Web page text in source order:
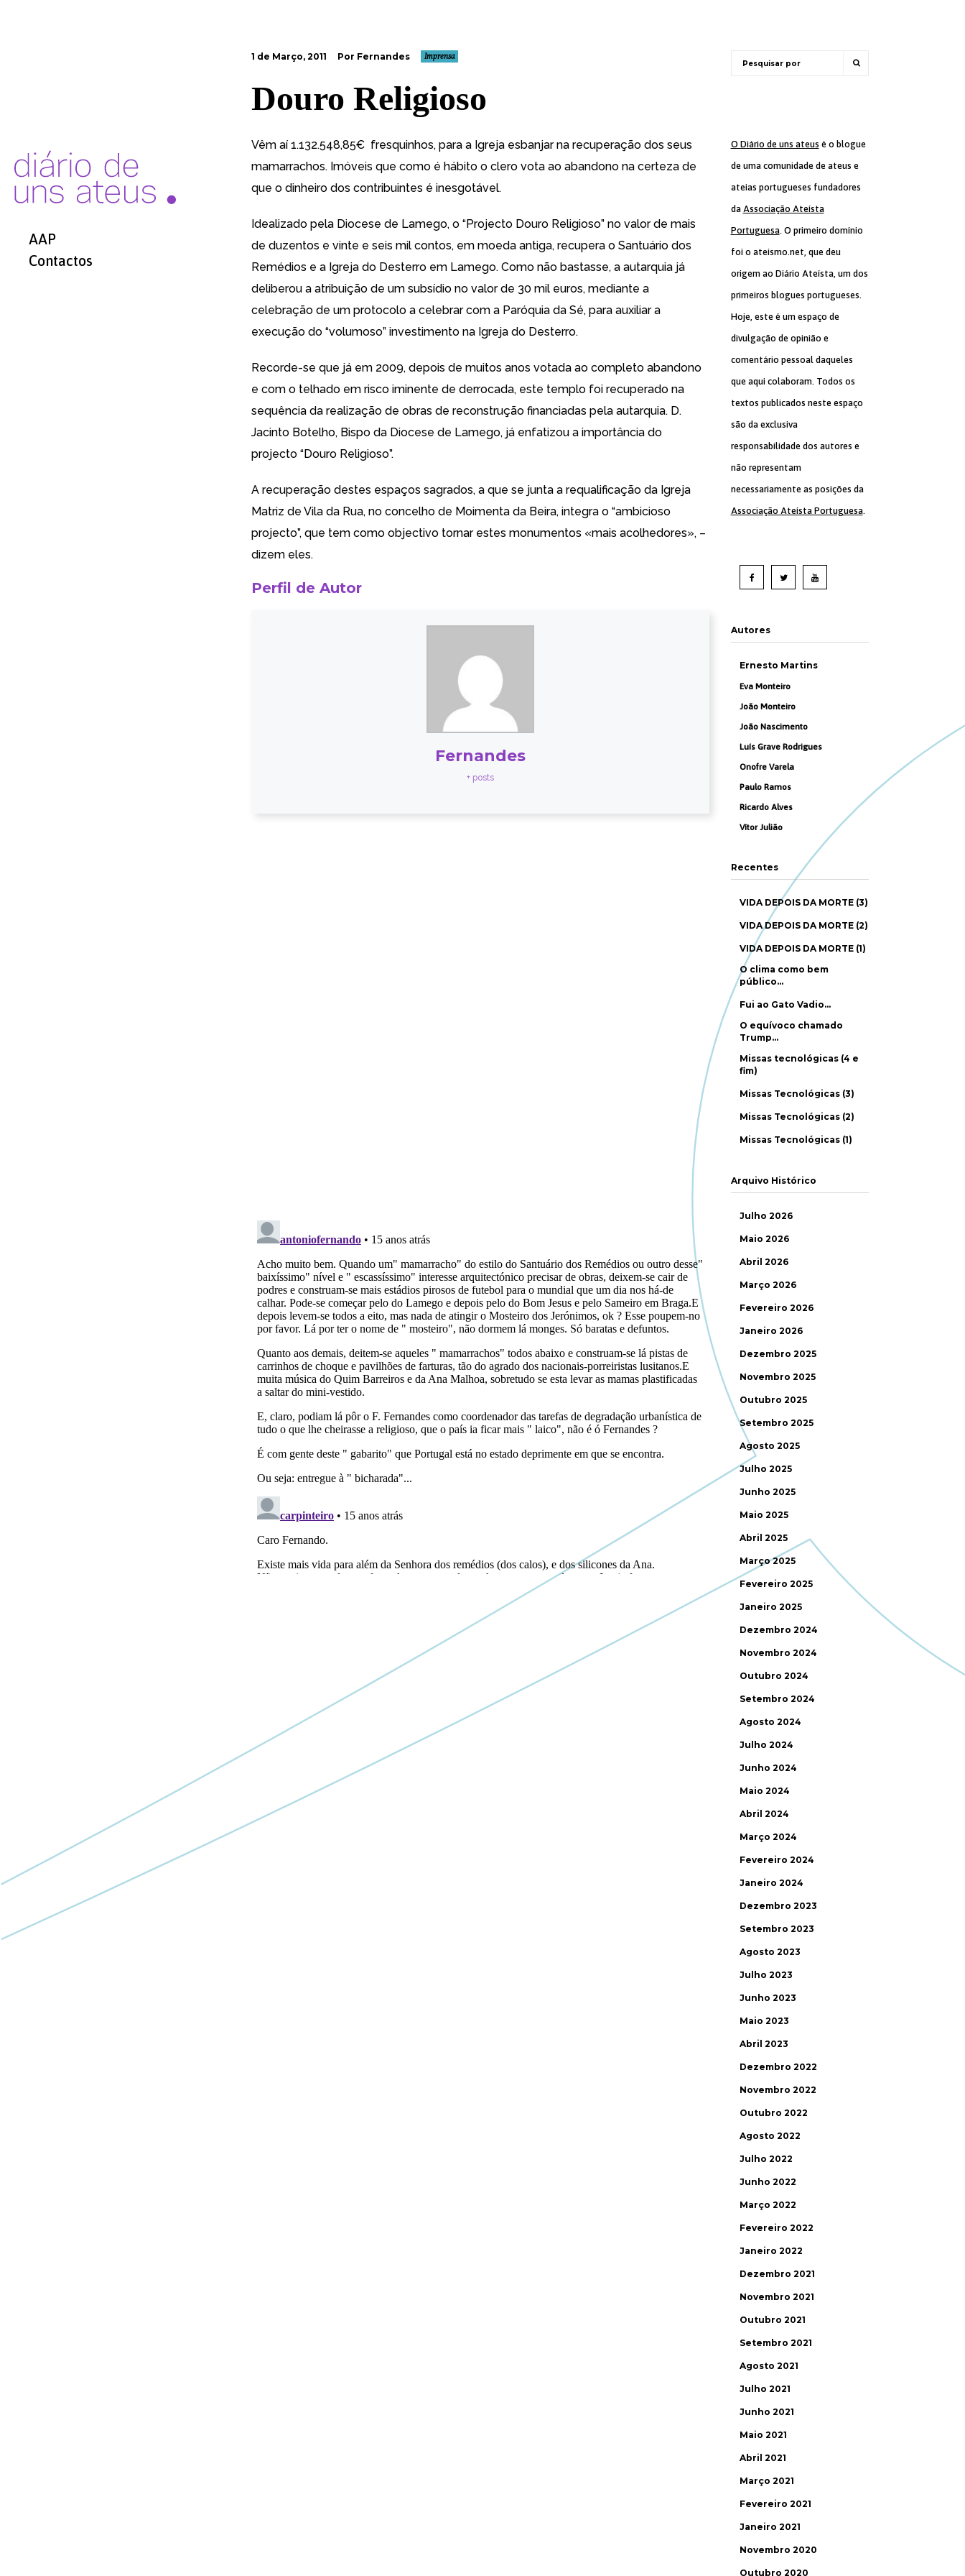
AAP
Contactos
1 de Março, 2011 Por Fernandes Imprensa
Douro Religioso
Vêm aí 1.132.548,85€ fresquinhos, para a Igreja esbanjarna recuperação dos seus
mamarrachos. Imóveis que como é hábito o clero vota ao abandono na certeza de
que o dinheiro dos contribuintes é inesgotável.
Idealizado pela Diocese de Lamego, o “Projecto Douro Religioso” no valor de mais
de duzentos e vinte e seis mil contos, em moeda antiga, recupera o Santuário dos
Remédios e a Igreja do Desterro em Lamego. Como não bastasse, a autarquia já
deliberou a atribuição de um subsídio no valor de 30 mil euros, mediante a
celebração de um protocolo a celebrar com a Paróquia da Sé, para auxiliar a
execução do “volumoso” investimento na Igreja do Desterro.
Recorde-se que já em 2009, depois de muitos anos votada ao completo abandono
e com o telhado em risco iminente de derrocada, este templo foi recuperado na
sequência da realização de obras de reconstrução financiadas pela autarquia. D.
Jacinto Botelho, Bispo da Diocese de Lamego, já enfatizou a importância do
projecto “Douro Religioso”.
A recuperação destes espaços sagrados, a que se junta a requalificação da Igreja
Matriz de Vila da Rua, no concelho de Moimenta da Beira, integra o “ambicioso
projecto”, que tem como objectivo tornar estes monumentos «mais acolhedores», –
dizem eles.
Perfil de Autor
Fernandes
+ posts
O Diário de uns ateus é o blogue
de uma comunidade de ateus e
ateias portugueses fundadores
da Associação Ateísta
Portuguesa. O primeiro domínio
foi o ateismo.net, que deu
origem ao Diário Ateísta, um dos
primeiros blogues portugueses.
Hoje, este é um espaço de
divulgação de opinião e
comentário pessoal daqueles
que aqui colaboram. Todos os
textos publicados neste espaço
são da exclusiva
responsabilidade dos autores e
não representam
necessariamente as posições da
Associação Ateísta Portuguesa.
Autores
Ernesto Martins
Eva Monteiro
João Monteiro
João Nascimento
Luís Grave Rodrigues
Onofre Varela
Paulo Ramos
Ricardo Alves
Vítor Julião
Recentes
VIDA DEPOIS DA MORTE (3)
VIDA DEPOIS DA MORTE (2)
VIDA DEPOIS DA MORTE (1)
O clima como bem
público…
Fui ao Gato Vadio…
O equívoco chamado
Trump…
Missas tecnológicas (4 e
fim)
Missas Tecnológicas (3)
Missas Tecnológicas (2)
Missas Tecnológicas (1)
Arquivo Histórico
Julho 2026
Maio 2026
Abril 2026
Março 2026
Fevereiro 2026
Janeiro 2026
Dezembro 2025
Novembro 2025
Outubro 2025
Setembro 2025
Agosto 2025
Julho 2025
Junho 2025
Maio 2025
Abril 2025
Março 2025
Fevereiro 2025
Janeiro 2025
Dezembro 2024
Novembro 2024
Outubro 2024
Setembro 2024
Agosto 2024
Julho 2024
Junho 2024
Maio 2024
Abril 2024
Março 2024
Fevereiro 2024
Janeiro 2024
Dezembro 2023
Setembro 2023
Agosto 2023
Julho 2023
Junho 2023
Maio 2023
Abril 2023
Dezembro 2022
Novembro 2022
Outubro 2022
Agosto 2022
Julho 2022
Junho 2022
Março 2022
Fevereiro 2022
Janeiro 2022
Dezembro 2021
Novembro 2021
Outubro 2021
Setembro 2021
Agosto 2021
Julho 2021
Junho 2021
Maio 2021
Abril 2021
Março 2021
Fevereiro 2021
Janeiro 2021
Novembro 2020
Outubro 2020